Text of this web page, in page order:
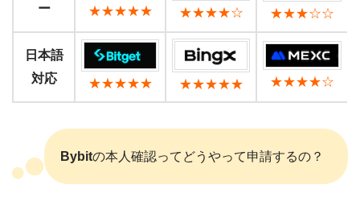
ー
★★★★★ ★★★★☆ ★★★☆☆
日本語
対応
★★★★★ ★★★★★ ★★★★☆
Bybitの本人確認ってどうやって申請するの？